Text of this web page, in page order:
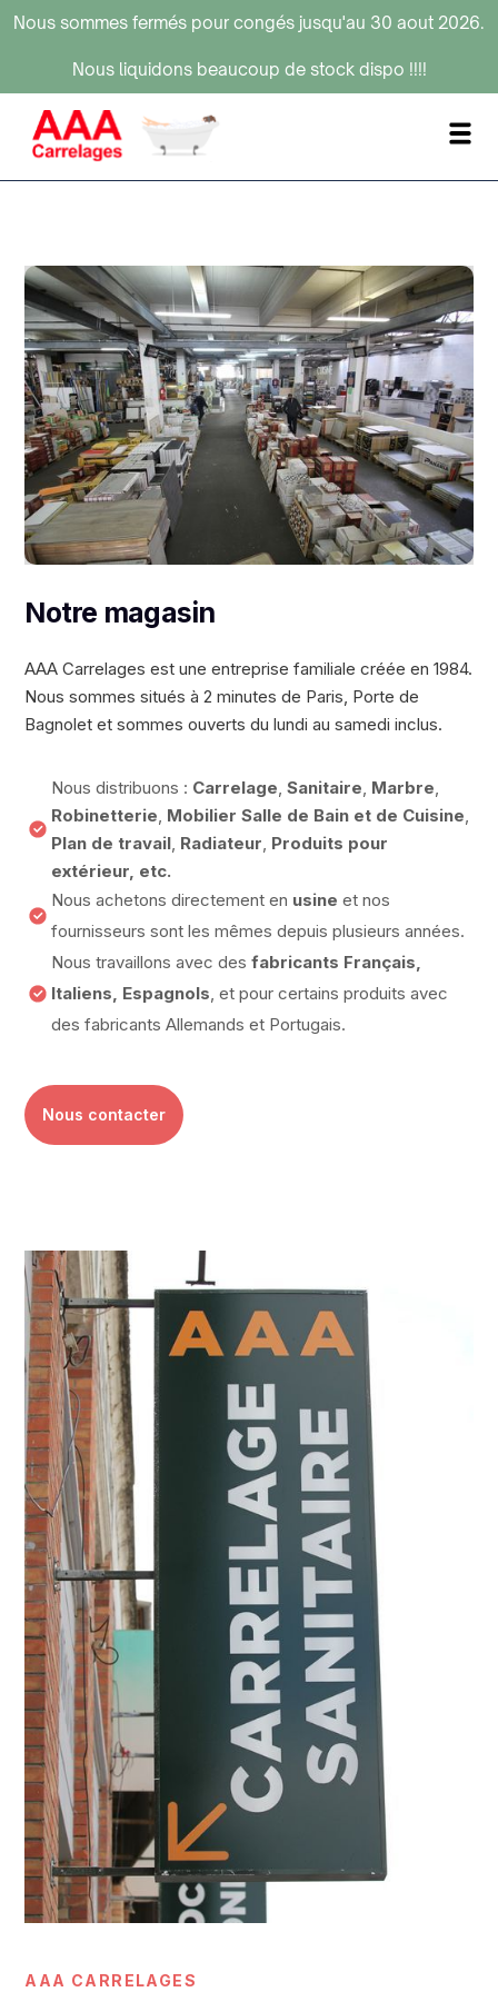
Nous sommes fermés pour congés jusqu'au 30 aout 2026.
Nous liquidons beaucoup de stock dispo !!!!
Notre magasin
AAA Carrelages est une entreprise familiale créée en 1984.
Nous sommes situés à 2 minutes de Paris, Porte de
Bagnolet et sommes ouverts du lundi au samedi inclus.
Nous distribuons : Carrelage,Sanitaire, Marbre,
Robinetterie, Mobilier Salle de Bain et de Cuisine,
Plan de travail, Radiateur, Produits pour
extérieur, etc.
Nous achetons directement en usine et nos
fournisseurs sont les mêmes depuis plusieurs années.
Nous travaillons avec desfabricants Français,
Italiens, Espagnols, et pour certains produits avec
des fabricants Allemands et Portugais.
Nous contacter
AAA CARRELAGES